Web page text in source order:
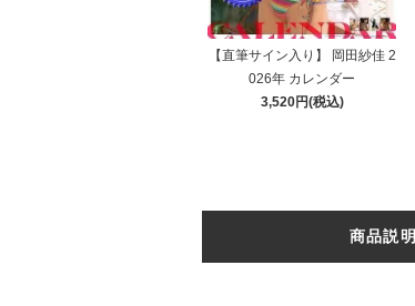
【直筆サイン入り】 岡田紗佳 2
026年 カレンダー
3,520円(税込)
商品説明